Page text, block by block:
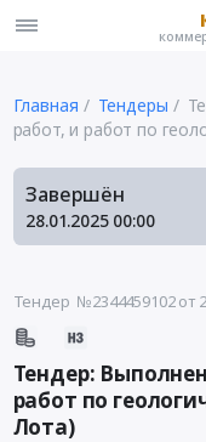
Главная Тендеры
работ, и работ по
Завершён
28.01.2025 00:00
Тендер №2344459102от
Тендер:
работ по
Лота)